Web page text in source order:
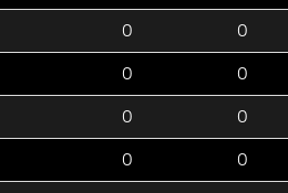
0 0
0 0
0 0
0 0